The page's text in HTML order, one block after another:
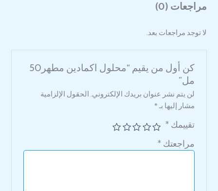
مراجعات (0)
لا توجد مراجعات بعد.
كن أول من يقيم “محلول اكمادين مطهر50
مل”
لن يتم نشر عنوان بريدك الإلكتروني. الحقول الإلزامية
مشار إليها بـ *
تقييمك*
مراجعتك*